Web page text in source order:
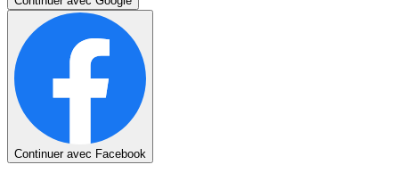
Continuer avec Facebook